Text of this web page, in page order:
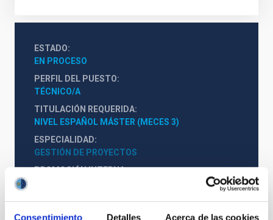
Consentimiento Detalles Acerca de las cookies
ESTADO
EN PROCESO
PERFIL DEL PUESTO
TÉCNICO/A
TITULACIÓN REQUERIDA
NIVEL ESPAÑOL MÁSTER (MECES 3)
ESPECIALIDAD
GESTIÓN DE PROYECTOS
PROMOCIÓN INTERNA